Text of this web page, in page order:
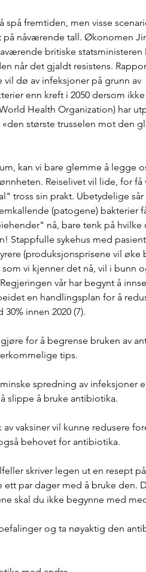
spå fremtiden, men visse
på nåværende tall. Økonomen
britiske
når det gjaldt resistens.
dø av infeksjoner på grunn av
enn kreft i 2050 dersom
Health Organization) har
«den største trusselen mot den
kan vi bare glemme å legge
Reiselivet vil lide, for
tross sin prakt. Ubetydelige
(patogene) bakterier
nå, bare tenk på
Stappfulle sykehus med
(produksjonsprisene vil
vi kjenner det nå, vil i bunn
vår har begynt å
en handlingsplan for å
innen 2020 (7).
for å begrense bruken av
tips.
spredning av infeksjoner
slippe å bruke antibiotika.
vaksiner vil kunne redusere
behovet for antibiotika.
skriver legen ut en resept
ett par dager med å bruke den.
skal du ikke begynne med
og ta nøyaktig den